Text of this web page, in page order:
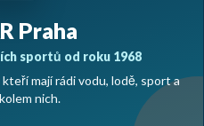
Praha
sportů od roku 1968
mají rádi vodu, lodě, sport a
nich.